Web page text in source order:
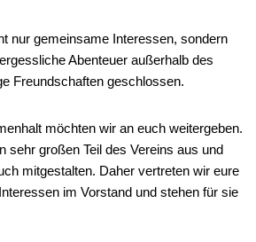
nur gemeinsame Interessen, sondern
Abenteuer außerhalb des
Freundschaften geschlossen.
möchten wir an euch weitergeben.
sehr großen Teil des Vereins aus und
mitgestalten. Daher vertreten wir eure
im Vorstand und stehen für sie